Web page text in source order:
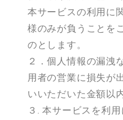
本サービスの利用に
様のみが負うことを
のとします。
２．個人情報の漏洩
用者の営業に損失が
いいただいた金額以
３. 本サービスを利